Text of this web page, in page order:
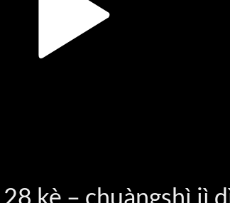
kè – chuàngshì jì